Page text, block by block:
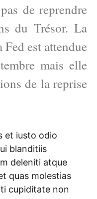
de reprendre
du Trésor. La
est attendue
mais elle
de la reprise
et iusto odio
blanditiis
deleniti atque
quas molestias
cupiditate non